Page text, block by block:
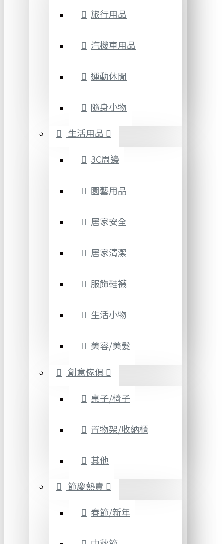
旅行用品
汽機車用品
運動休閒
隨身小物
生活用品
3C周邊
園藝用品
居家安全
居家清潔
服飾鞋襪
生活小物
美容/美髮
創意傢俱
桌子/椅子
置物架/收納櫃
其他
節慶熱賣
春節/新年